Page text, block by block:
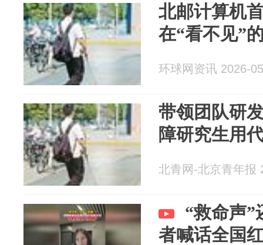
北邮计算机
在“看不见”
环球网资讯 2026-
带领团队研
障研究生用
北青网-北京青年报
“救命声”
者喊话全国